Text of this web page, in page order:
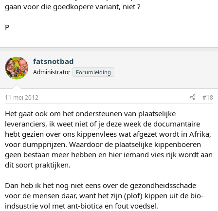
gaan voor die goedkopere variant, niet ?
P
fatsnotbad
Administrator Forumleiding
11 mei 2012 #18
Het gaat ook om het ondersteunen van plaatselijke
leveranciers, ik weet niet of je deze week de documantaire
hebt gezien over ons kippenvlees wat afgezet wordt in Afrika,
voor dumpprijzen. Waardoor de plaatselijke kippenboeren
geen bestaan meer hebben en hier iemand vies rijk wordt aan
dit soort praktijken.
Dan heb ik het nog niet eens over de gezondheidsschade
voor de mensen daar, want het zijn (plof) kippen uit de bio-
indsustrie vol met ant-biotica en fout voedsel.